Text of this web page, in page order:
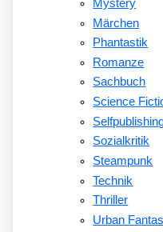
Mystery
Märchen
Phantastik
Romanze
Sachbuch
Science
Sozialkritik
Steampunk
Technik
Thriller
Urban